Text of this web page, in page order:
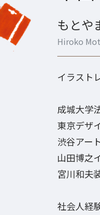
もとや
Hiroko
イラスト
成城大学
東京デザ
渋谷アー
山田博之
宮川和夫
社会人経